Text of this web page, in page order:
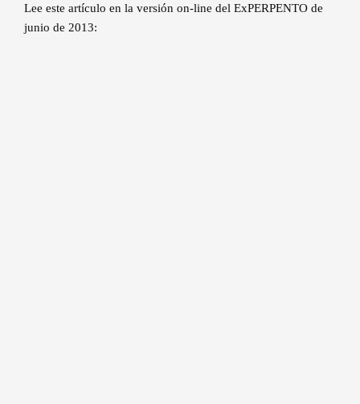
Lee este artículo en la versión on-line del ExPERPENTO de
junio de 2013: